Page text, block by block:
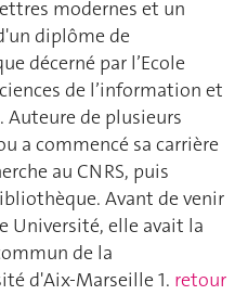
modernes et un
diplôme de
décerné par l’Ecole
de l’information et
Auteure de plusieurs
a commencé sa carrière
au CNRS, puis
Avant de venir
Université, elle avait la
de la
d'Aix-Marseille 1. retour